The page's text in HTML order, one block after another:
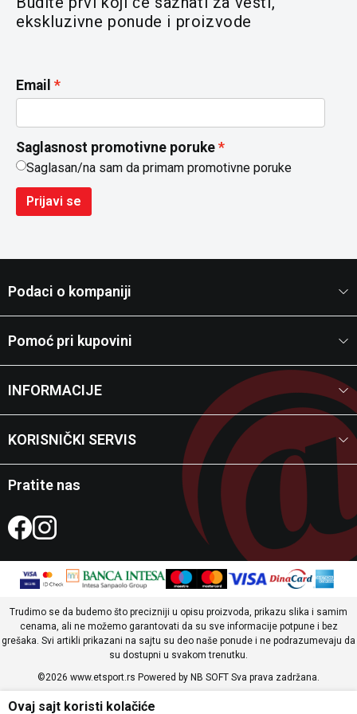
ekskluzivne ponude i proizvode
Email
Saglasnost promotivne poruke
Saglasan/na sam da primam promotivne poruke
Prijavi se
Podaci o kompaniji
Pomoć pri kupovini
INFORMACIJE
KORISNIČKI SERVIS
Pratite nas
Trudimo se da budemo što precizniji u opisu proizvoda, prikazu slika i samim
cenama, ali ne možemo garantovati da su sve informacije potpune i bez
grešaka. Svi artikli prikazani na sajtu su deo naše ponude i ne podrazumevaju da
su dostupni u svakom trenutku.
©2026 www.etsport.rs Powered by NB SOFT Sva prava zadržana.
Ovaj sajt koristi kolačiće